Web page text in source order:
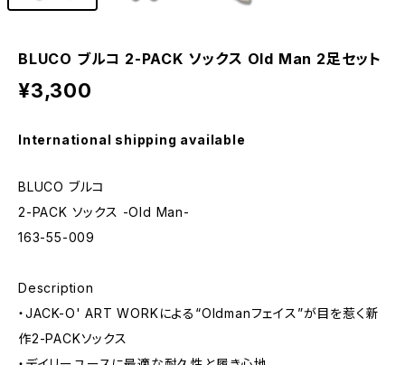
BLUCO ブルコ 2-PACK ソックス Old Man 2足セット
¥3,300
International shipping available
BLUCO ブルコ
2-PACK ソックス -Old Man-
163-55-009
Description
・JACK-O' ART WORKによる“Oldmanフェイス”が目を惹く新
作2-PACKソックス